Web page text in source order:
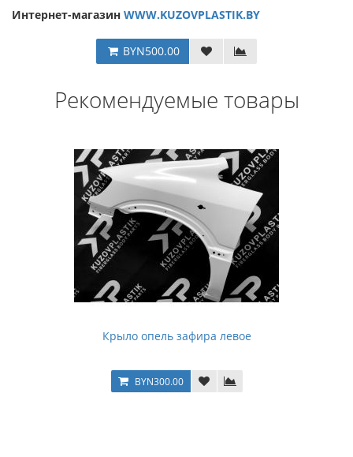
Интернет-магазин WWW.KUZOVPLASTIK.BY
BYN500.00
Рекомендуемые товары
Крыло опель зафира левое
BYN300.00